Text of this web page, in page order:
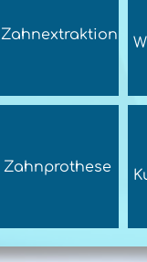
Zahnextraktion
Zahnprothese